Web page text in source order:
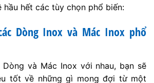
hầu hết các tùy chọn phổ biến:
Dòng Inox và Mác Inox phổ
và Mác Inox với nhau, bạn sẽ
tốt về những gì mong đợi từ một